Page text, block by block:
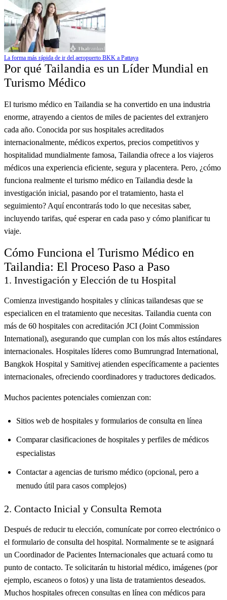
La forma más rápida de ir del aeropuerto BKK a Pattaya
Por qué Tailandia es un Líder Mundial en
Turismo Médico
El turismo médico en Tailandia se ha convertido en una industria
enorme, atrayendo a cientos de miles de pacientes del extranjero
cada año. Conocida por sus hospitales acreditados
internacionalmente, médicos expertos, precios competitivos y
hospitalidad mundialmente famosa, Tailandia ofrece a los viajeros
médicos una experiencia eficiente, segura y placentera. Pero, ¿cómo
funciona realmente el turismo médico en Tailandia desde la
investigación inicial, pasando por el tratamiento, hasta el
seguimiento? Aquí encontrarás todo lo que necesitas saber,
incluyendo tarifas, qué esperar en cada paso y cómo planificar tu
viaje.
Cómo Funciona el Turismo Médico en
Tailandia: El Proceso Paso a Paso
1. Investigación y Elección de tu Hospital
Comienza investigando hospitales y clínicas tailandesas que se
especialicen en el tratamiento que necesitas. Tailandia cuenta con
más de 60 hospitales con acreditación JCI (Joint Commission
International), asegurando que cumplan con los más altos estándares
internacionales. Hospitales líderes como Bumrungrad International,
Bangkok Hospital y Samitivej atienden específicamente a pacientes
internacionales, ofreciendo coordinadores y traductores dedicados.
Muchos pacientes potenciales comienzan con:
Sitios web de hospitales y formularios de consulta en línea
Comparar clasificaciones de hospitales y perfiles de médicos
especialistas
Contactar a agencias de turismo médico (opcional, pero a
menudo útil para casos complejos)
2. Contacto Inicial y Consulta Remota
Después de reducir tu elección, comunícate por correo electrónico o
el formulario de consulta del hospital. Normalmente se te asignará
un Coordinador de Pacientes Internacionales que actuará como tu
punto de contacto. Te solicitarán tu historial médico, imágenes (por
ejemplo, escaneos o fotos) y una lista de tratamientos deseados.
Muchos hospitales ofrecen consultas en línea con médicos para